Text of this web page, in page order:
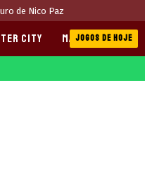
de Nico Paz
CITY MANCHESTER
JOGOS DE HOJE